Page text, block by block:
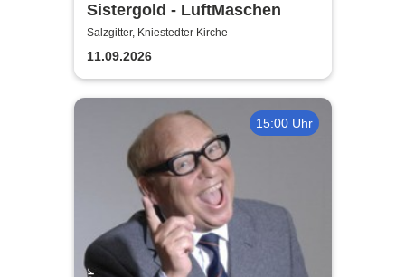
Sistergold - LuftMaschen
Salzgitter, Kniestedter Kirche
11.09.2026
15:00 Uhr